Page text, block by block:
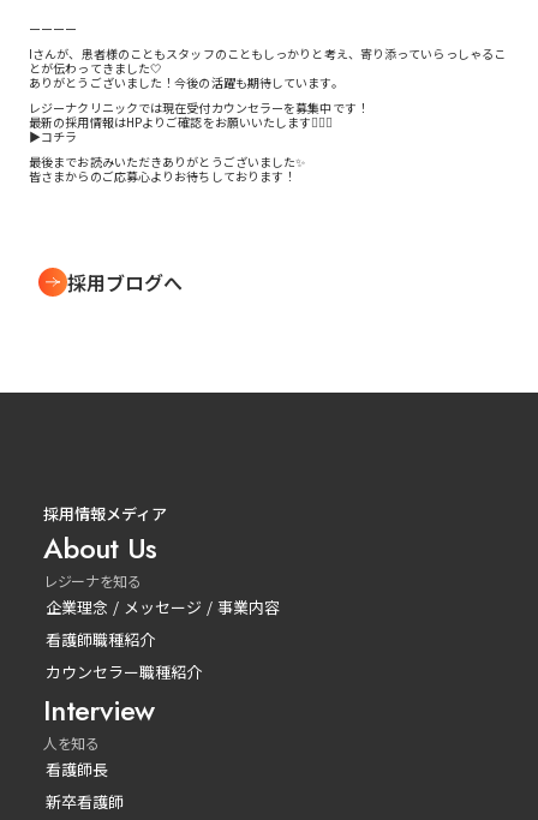
ーーーー
Iさんが、患者様のこともスタッフのこともしっかりと考え、寄り添っていらっしゃるこ
とが伝わってきました🤍
ありがとうございました！今後の活躍も期待しています。
レジーナクリニックでは現在受付カウンセラーを募集中です！
最新の採用情報はHPよりご確認をお願いいたします🙇🏻‍♀️
▶コチラ
最後までお読みいただきありがとうございました✨
皆さまからのご応募心よりお待ちしております！
採用ブログへ
採用情報メディア
About Us
レジーナを知る
企業理念 / メッセージ / 事業内容
看護師職種紹介
カウンセラー職種紹介
Interview
人を知る
看護師長
新卒看護師